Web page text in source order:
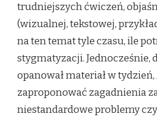
trudniejszych ćwiczeń,
(wizualnej, tekstowej,
na ten temat tyle czasu, ile
stygmatyzacji. Jednocześnie,
opanował materiał w
zaproponować zagadnienia
niestandardowe problemy